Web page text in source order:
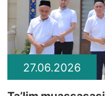
27.06.2026